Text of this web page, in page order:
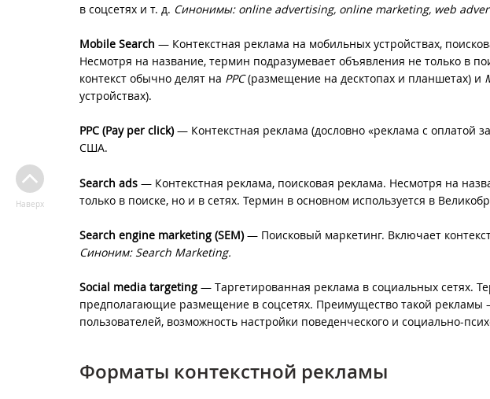
в соцсетях и т. д. Синонимы: online advertising, online marketing, web
Mobile Search — Контекстная реклама на мобильных устройствах,
Несмотря на название, термин подразумевает объявления не только в
контекст обычно делят на PPC(размещение на десктопах и планшетах) и
устройствах).
PPC (Pay per click)— Контекстная реклама (дословно «реклама с оплатой
США.
Search ads — Контекстная реклама, поисковая реклама. Несмотря на
только в поиске, но и в сетях. Термин в основном используется в
Search engine marketing (SEM)— Поисковый маркетинг. Включает
Синоним: Search Marketing.
Social media targeting — Таргетированная реклама в социальных сетях.
предполагающие размещение в соцсетях. Преимущество такой
пользователей, возможность настройки поведенческого и социально-
Форматы контекстной рекламы
Наверх